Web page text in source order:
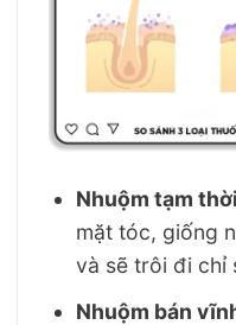
Nhuộm tạm thời
mặt tóc, giống
và sẽ trôi đi chỉ
Nhuộm bán